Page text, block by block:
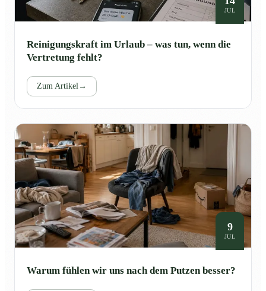
JUL
Reinigungskraft im Urlaub – was tun, wenn die
Vertretung fehlt?
Zum Artikel →
9
JUL
Warum fühlen wir uns nach dem Putzen besser?